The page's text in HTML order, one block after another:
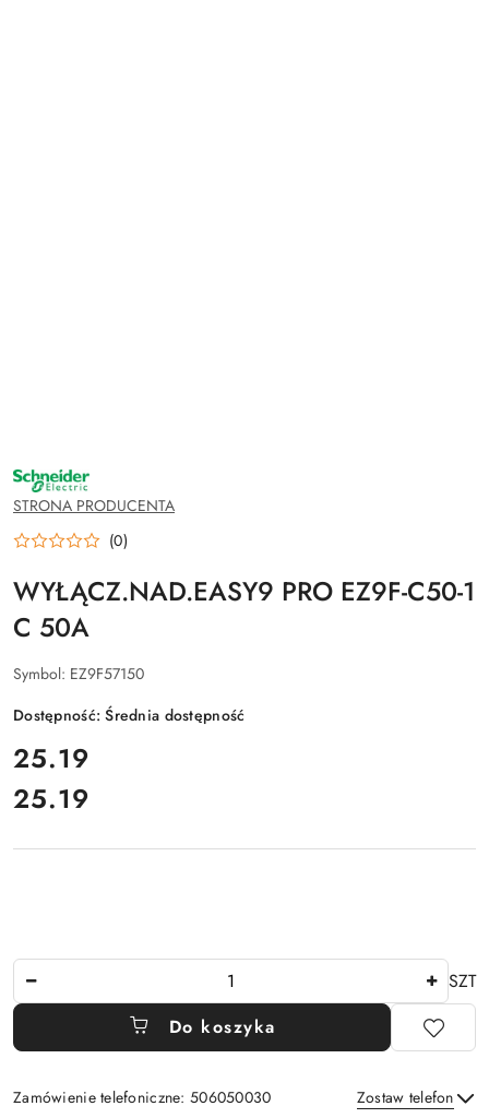
NAZWA
PRODUCENTA:
SCHNEIDER
ELECTRIC
STRONA PRODUCENTA
(0)
WYŁĄCZ.NAD.EASY9 PRO EZ9F-C50-1
C 50A
Symbol: EZ9F57150
Dostępność:Średnia dostępność
cena:
25.19
Cena:
25.19
SZT
Do koszyka
Zamówienie telefoniczne: 506050030 Zostaw telefon